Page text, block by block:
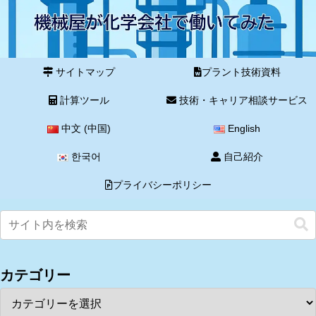
サイトマップ プラント技術資料
計算ツール 技術・キャリア相談サービス
中文 (中国) English
한국어 自己紹介
プライバシーポリシー
カテゴリー